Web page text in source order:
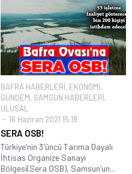
BAFRA HABERLERİ, EKONOMİ,
GÜNDEM, SAMSUN HABERLERİ,
ULUSAL
16 Haziran 2021 15:18
SERA OSB!
Türkiye’nin 3'üncü Tarıma Dayalı
İhtisas Organize Sanayi
Bölgesi(Sera OSB), Samsun’un...